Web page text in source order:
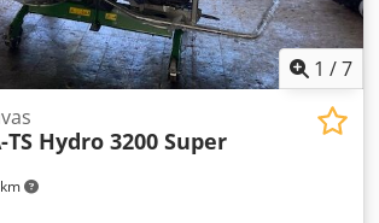
1 /7
TS Hydro 3200 Super